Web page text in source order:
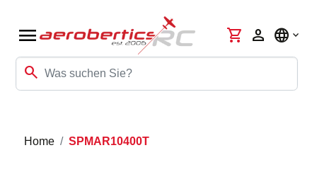
menu
search
shopping_cart person language
Home SPMAR10400T